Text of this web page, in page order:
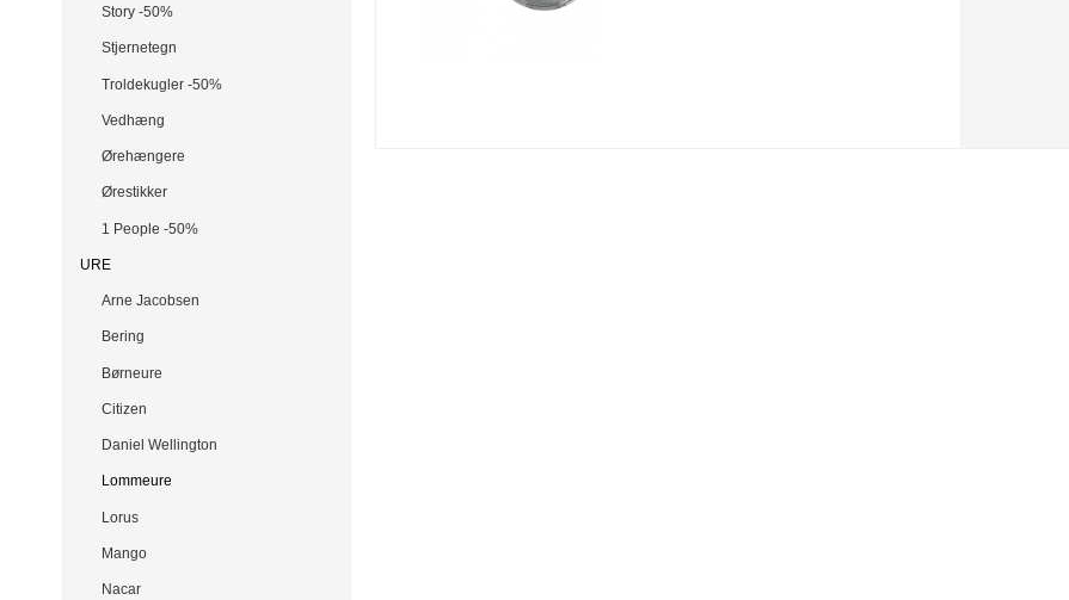
Story -50%
Stjernetegn
Troldekugler -50%
Vedhæng
Ørehængere
Ørestikker
1 People -50%
URE
Arne Jacobsen
Bering
Børneure
Citizen
Daniel Wellington
Lommeure
Lorus
Mango
Nacar